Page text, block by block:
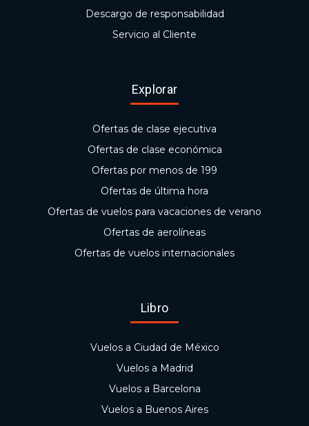
Descargo de responsabilidad
Servicio al Cliente
Explorar
Ofertas de clase ejecutiva
Ofertas de clase económica
Ofertas por menos de 199
Ofertas de última hora
Ofertas de vuelos para vacaciones de verano
Ofertas de aerolíneas
Ofertas de vuelos internacionales
Libro
Vuelos a Ciudad de México
Vuelos a Madrid
Vuelos a Barcelona
Vuelos a Buenos Aires